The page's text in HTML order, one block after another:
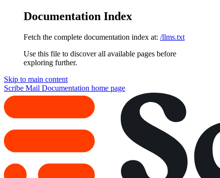
Documentation Index
Fetch the complete documentation index at: /llms.txt
Use this file to discover all available pages before
exploring further.
Skip to main content
Scribe Mail Documentation home page